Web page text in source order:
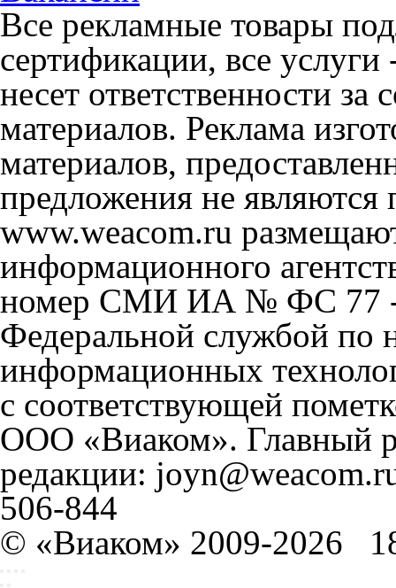
Все рекламные товары
сертификации, все
несет ответственности
материалов. Реклама
материалов,
предложения не
www.weacom.ru
информационного
номер СМИ ИА № ФС 77 -
Федеральной службой по
информационных
с соответствующей
ООО «Виаком». Главный
редакции:
506-844
© «Виаком» 2009-2026